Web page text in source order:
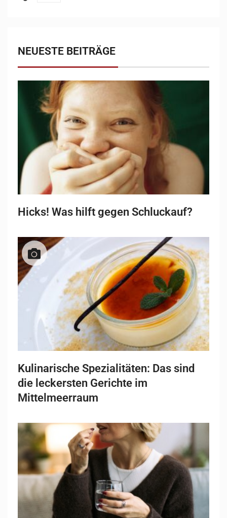
NEUESTE BEITRÄGE
Hicks! Was hilft gegen Schluckauf?
Kulinarische Spezialitäten: Das sind
die leckersten Gerichte im
Mittelmeerraum